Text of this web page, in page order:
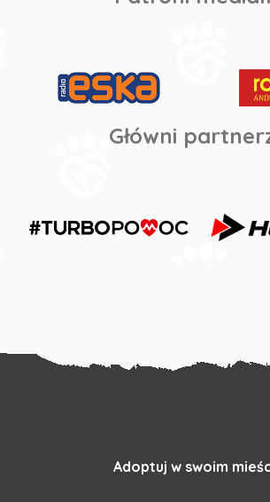
Główni
Adoptuj w swoim